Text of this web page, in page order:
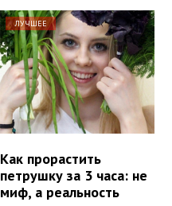
ЛУЧШЕЕ
Как прорастить
петрушку за 3 часа: не
миф, а реальность